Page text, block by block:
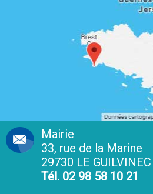
Mairie
33, rue de la Marine
29730 LE GUILVINEC
Tél. 02 98 58 10 21